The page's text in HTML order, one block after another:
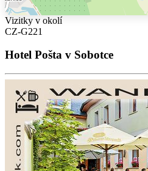
Vizitky v okolí
CZ-G221
Hotel Pošta v Sobotce